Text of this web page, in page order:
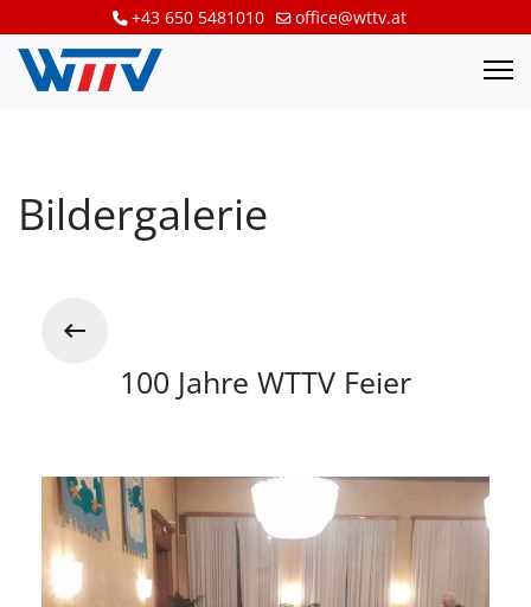
+43 650 5481010 office@wttv.at
Bildergalerie
100 Jahre WTTV Feier